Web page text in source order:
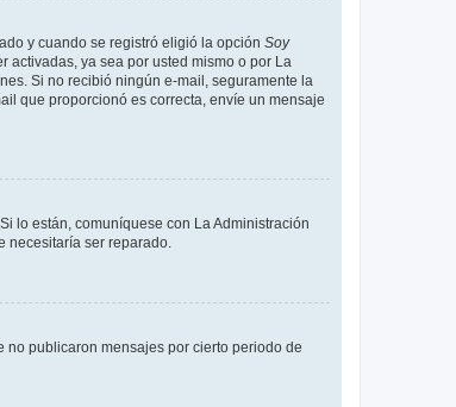
y cuando se registró eligió la opción Soy
activadas, ya sea por usted mismo o por La
Si no recibió ningún e-mail, seguramente la
que proporcionó es correcta, envíe un mensaje
lo están, comuníquese con La Administración
necesitaría ser reparado.
no publicaron mensajes por cierto periodo de